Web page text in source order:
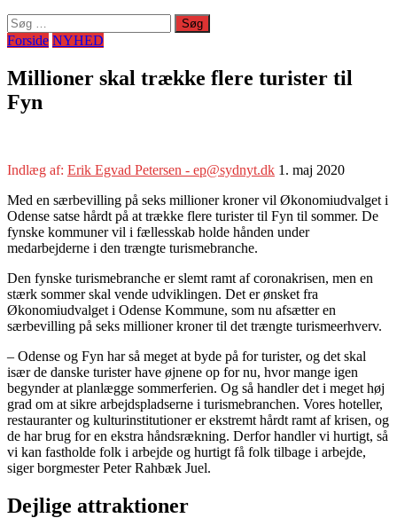
Søg
efter:
Forside NYHED
Millioner skal trække flere turister til
Fyn
Indlæg af: Erik Egvad Petersen - ep@sydnyt.dk 1. maj 2020
Med en særbevilling på seks millioner kroner vil Økonomiudvalget i
Odense satse hårdt på at trække flere turister til Fyn til sommer. De
fynske kommuner vil i fællesskab holde hånden under
medarbejderne i den trængte turismebranche.
Den fynske turismebranche er slemt ramt af coronakrisen, men en
stærk sommer skal vende udviklingen. Det er ønsket fra
Økonomiudvalget i Odense Kommune, som nu afsætter en
særbevilling på seks millioner kroner til det trængte turismeerhverv.
– Odense og Fyn har så meget at byde på for turister, og det skal
især de danske turister have øjnene op for nu, hvor mange igen
begynder at planlægge sommerferien. Og så handler det i meget høj
grad om at sikre arbejdspladserne i turismebranchen. Vores hoteller,
restauranter og kulturinstitutioner er ekstremt hårdt ramt af krisen, og
de har brug for en ekstra håndsrækning. Derfor handler vi hurtigt, så
vi kan fastholde folk i arbejde og hurtigt få folk tilbage i arbejde,
siger borgmester Peter Rahbæk Juel.
Dejlige attraktioner